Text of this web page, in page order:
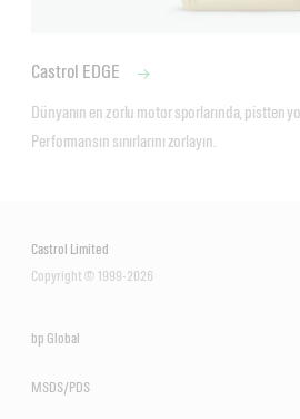
Castrol EDGE
Dünyanın en zorlu motor sporlarında, pistten
Performansın sınırlarını zorlayın.
Castrol Limited
Copyright © 1999-2026
bp Global
MSDS/PDS